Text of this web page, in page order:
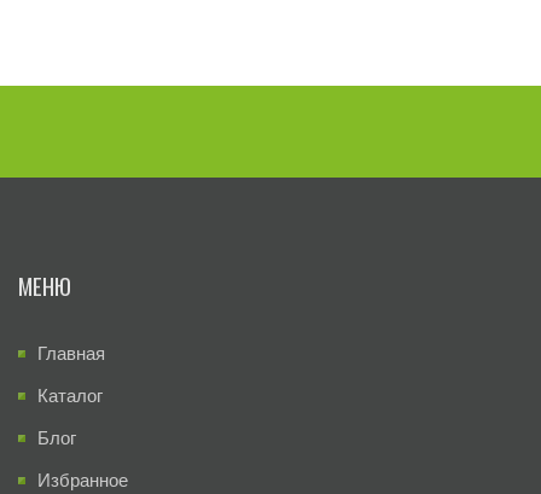
МЕНЮ
Главная
Каталог
Блог
Избранное